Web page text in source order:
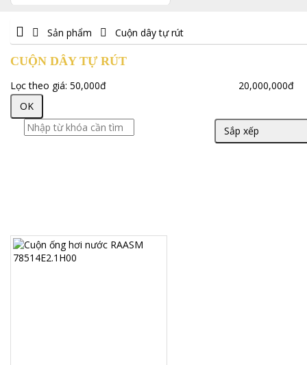
Sản phẩm Cuộn dây tự rút
CUỘN DÂY TỰ RÚT
Lọc theo giá: 50,000đ
20,000,000đ
OK
Sắp xếp